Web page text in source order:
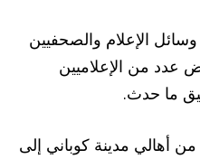
الإعلام والصحفيين
عدد من الإعلاميين
ما حدث.
أهالي مدينة كوباني إلى